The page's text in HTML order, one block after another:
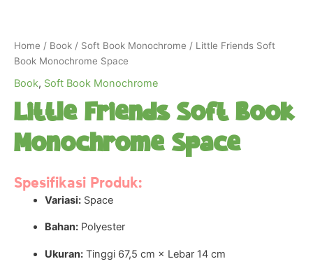
Home / Book / Soft Book Monochrome / Little Friends Soft
Book Monochrome Space
Book, Soft Book Monochrome
Little Friends Soft Book
Monochrome Space
Spesifikasi Produk:
Variasi:Space
Bahan:Polyester
Ukuran:Tinggi 67,5 cm × Lebar 14 cm